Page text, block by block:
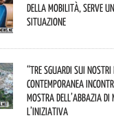
della mobilità, serve
situazione
“Tre Sguardi sui Nostri
contemporanea
mostra dell’Abbazia di
L’iniziativa